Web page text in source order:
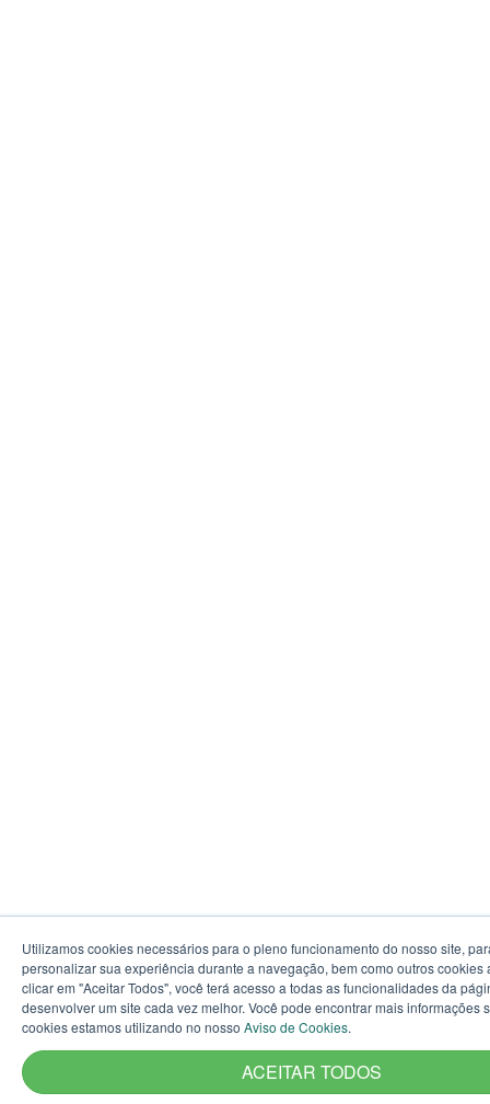
Utilizamos cookies necessários para o pleno funcionamento do nosso site,
personalizar sua experiência durante a navegação, bem como outros cookies
clicar em "Aceitar Todos", você terá acesso a todas as funcionalidades da
desenvolver um site cada vez melhor. Você pode encontrar mais informações
cookies estamos utilizando no nosso Aviso de Cookies.
ACEITAR TODOS